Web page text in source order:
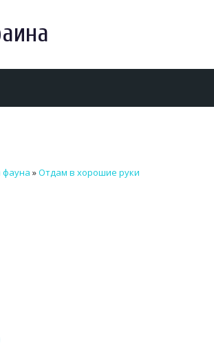
»Отдам в хорошие руки